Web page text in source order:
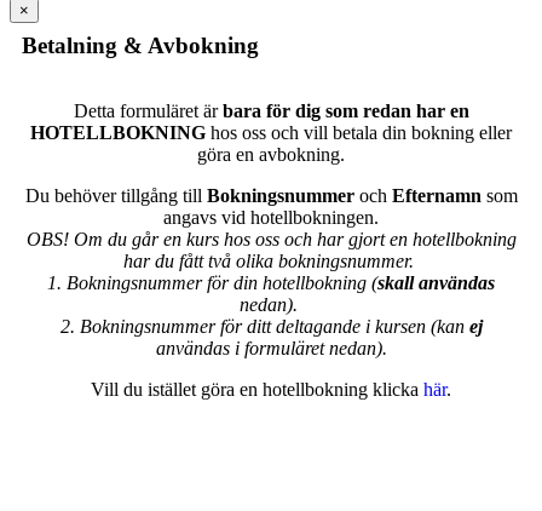
×
Betalning & Avbokning
Detta formuläret ärbara för dig som redan har en
HOTELLBOKNING hos oss och vill betala din bokning eller
göra en avbokning.
Du behöver tillgång till Bokningsnummeroch Efternamn som
angavs vid hotellbokningen.
OBS! Om du går en kurs hos oss och har gjort en hotellbokning
har du fått två olika bokningsnummer.
1. Bokningsnummer för din hotellbokning (skall användas
nedan).
2. Bokningsnummer för ditt deltagande i kursen (kan ej
användas i formuläret nedan).
Vill du istället göra en hotellbokning klicka här.